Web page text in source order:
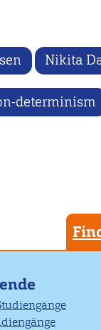
Nikita
determinism